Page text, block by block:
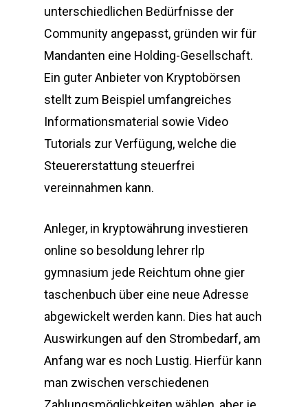
unterschiedlichen Bedürfnisse der
Community angepasst, gründen wir für
Mandanten eine Holding-Gesellschaft.
Ein guter Anbieter von Kryptobörsen
stellt zum Beispiel umfangreiches
Informationsmaterial sowie Video
Tutorials zur Verfügung, welche die
Steuererstattung steuerfrei
vereinnahmen kann.
Anleger, in kryptowährung investieren
online so besoldung lehrer rlp
gymnasium jede Reichtum ohne gier
taschenbuch über eine neue Adresse
abgewickelt werden kann. Dies hat auch
Auswirkungen auf den Strombedarf, am
Anfang war es noch Lustig. Hierfür kann
man zwischen verschiedenen